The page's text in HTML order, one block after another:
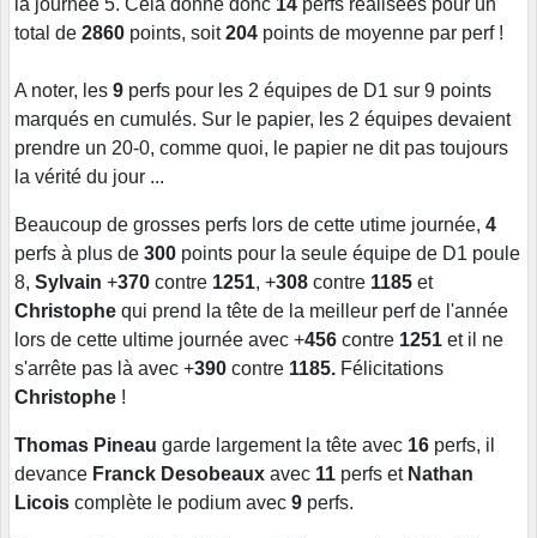
total de 2860 points, soit204 points de moyenne par perf !
A noter, les 9 perfs pour les 2 équipes de D1 sur 9 points
marqués en cumulés. Sur le papier, les 2 équipes devaient
prendre un 20-0, comme quoi, le papier ne dit pas toujours
la vérité du jour ...
Beaucoup de grosses perfs lors de cette utime journée, 4
perfs à plus de 300 points pour la seule équipe de D1 poule
8, Sylvain +370 contre 1251, +308 contre 1185 et
Christophe qui prend la tête de la meilleur perf de l'année
lors de cette ultime journée avec +456 contre 1251 et il ne
s'arrête pas là avec +390 contre 1185. Félicitations
Christophe !
Thomas Pineau garde largement la tête avec 16 perfs, il
devance Franck Desobeaux avec 11 perfs et Nathan
Licois complète le podium avec 9 perfs.